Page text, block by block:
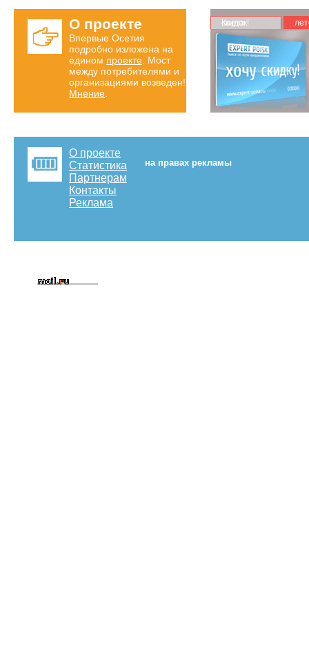
О проекте
Впервые Осетия
подробно изложена на
едином проекте . Мост
между потребителями и
организациями возведен!
Мнение
Карта скидок!
О проекте
Статистика
Партнерам
Контакты
Реклама
на правах рекламы